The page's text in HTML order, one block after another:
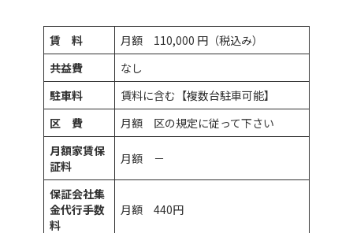
賃 料
月額 110,000 円（税込み）
共益費
なし
駐車料
賃料に含む【複数台駐車可能】
区 費
月額 区の規定に従って下さい
月額家賃保
証料
月額 －
保証会社集
金代行手数
料
月額 440円